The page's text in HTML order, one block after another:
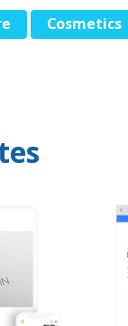
Cosmetics